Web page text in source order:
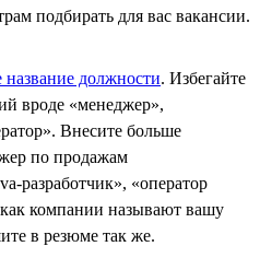
подбирать для вас вакансии.
название должности. Избегайте
вроде «менеджер»,
Внесите больше
по продажам
разработчик», «оператор
компании называют вашу
в резюме так же.